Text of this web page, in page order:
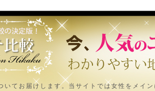
いてお届けします。当サイトでは女性をメイ